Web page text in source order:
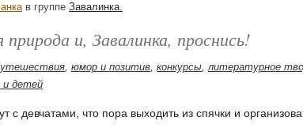
в группе Завалинка.
и, Завалинка, проснись!
, юмор и позитив, конкурсы,литературное
и детей
с девчатами, что пора выходить из спячки и